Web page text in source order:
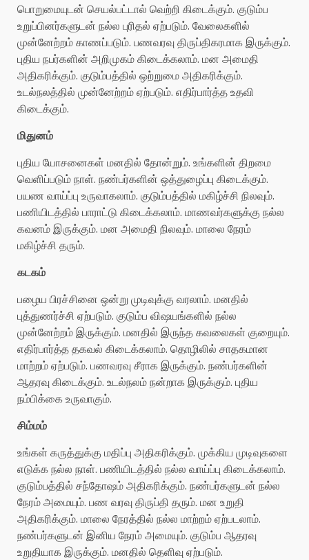
பொறுமையுடன் செயல்பட்டால் வெற்றி கிடைக்கும். குடும்ப
உறுப்பினர்களுடன் நல்ல புரிதல் ஏற்படும். வேலைகளில்
முன்னேற்றம் காணப்படும். பணவரவு திருப்திகரமாக இருக்கும்.
புதிய நபர்களின் அறிமுகம் கிடைக்கலாம். மன அமைதி
அதிகரிக்கும். குடும்பத்தில் ஒற்றுமை அதிகரிக்கும்.
உடல்நலத்தில் முன்னேற்றம் ஏற்படும். எதிர்பார்த்த உதவி
கிடைக்கும்.
மிதுனம்
புதிய யோசனைகள் மனதில் தோன்றும். உங்களின் திறமை
வெளிப்படும் நாள். நண்பர்களின் ஒத்துழைப்பு கிடைக்கும்.
பயண வாய்ப்பு உருவாகலாம். குடும்பத்தில் மகிழ்ச்சி நிலவும்.
பணியிடத்தில் பாராட்டு கிடைக்கலாம். மாணவர்களுக்கு நல்ல
கவனம் இருக்கும். மன அமைதி நிலவும். மாலை நேரம்
மகிழ்ச்சி தரும்.
கடகம்
பழைய பிரச்சினை ஒன்று முடிவுக்கு வரலாம். மனதில்
புத்துணர்ச்சி ஏற்படும். குடும்ப விஷயங்களில் நல்ல
முன்னேற்றம் இருக்கும். மனதில் இருந்த கவலைகள் குறையும்.
எதிர்பார்த்த தகவல் கிடைக்கலாம். தொழிலில் சாதகமான
மாற்றம் ஏற்படும். பணவரவு சீராக இருக்கும். நண்பர்களின்
ஆதரவு கிடைக்கும். உடல்நலம் நன்றாக இருக்கும். புதிய
நம்பிக்கை உருவாகும்.
சிம்மம்
உங்கள் கருத்துக்கு மதிப்பு அதிகரிக்கும். முக்கிய முடிவுகளை
எடுக்க நல்ல நாள். பணியிடத்தில் நல்ல வாய்ப்பு கிடைக்கலாம்.
குடும்பத்தில் சந்தோஷம் அதிகரிக்கும். நண்பர்களுடன் நல்ல
நேரம் அமையும். பண வரவு திருப்தி தரும். மன உறுதி
அதிகரிக்கும். மாலை நேரத்தில் நல்ல மாற்றம் ஏற்படலாம்.
நண்பர்களுடன் இனிய நேரம் அமையும். குடும்ப ஆதரவு
உறுதியாக இருக்கும். மனதில் தெளிவு ஏற்படும்.